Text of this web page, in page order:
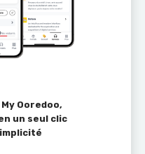
Ooredoo,
un seul clic